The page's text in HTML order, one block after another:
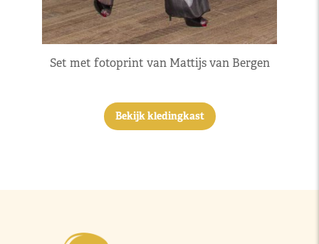
Set met fotoprint van Mattijs van Bergen
Bekijk kledingkast